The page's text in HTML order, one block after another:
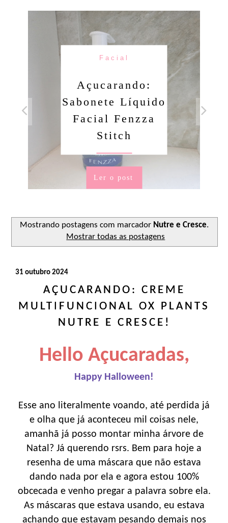
Facial
Açucarando:
Sabonete Líquido
Facial Fenzza
Stitch
Ler o post
Mostrando postagens com marcador Nutre e Cresce.
Mostrar todas as postagens
31 outubro 2024
AÇUCARANDO: CREME
MULTIFUNCIONAL OX PLANTS
NUTRE E CRESCE!
Hello Açucaradas,
Happy Halloween!
Esse ano literalmente voando, até perdida já
e olha que já aconteceu mil coisas nele,
amanhã já posso montar minha árvore de
Natal? Já querendo rsrs. Bem para hoje a
resenha de uma máscara que não estava
dando nada por ela e agora estou 100%
obcecada e venho pregar a palavra sobre ela.
As máscaras que estava usando, eu estava
achando que estavam pesando demais nos